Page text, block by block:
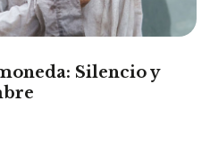
Silencio y